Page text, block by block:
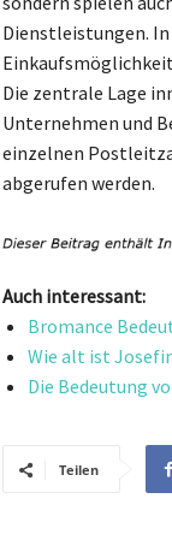
Dienstleistungen.
Die zentrale Lage
Unternehmen und
einzelnen
abgerufen werden.
Auch interessant:
Bromance
Wie alt ist
Die Bedeutung
Teilen